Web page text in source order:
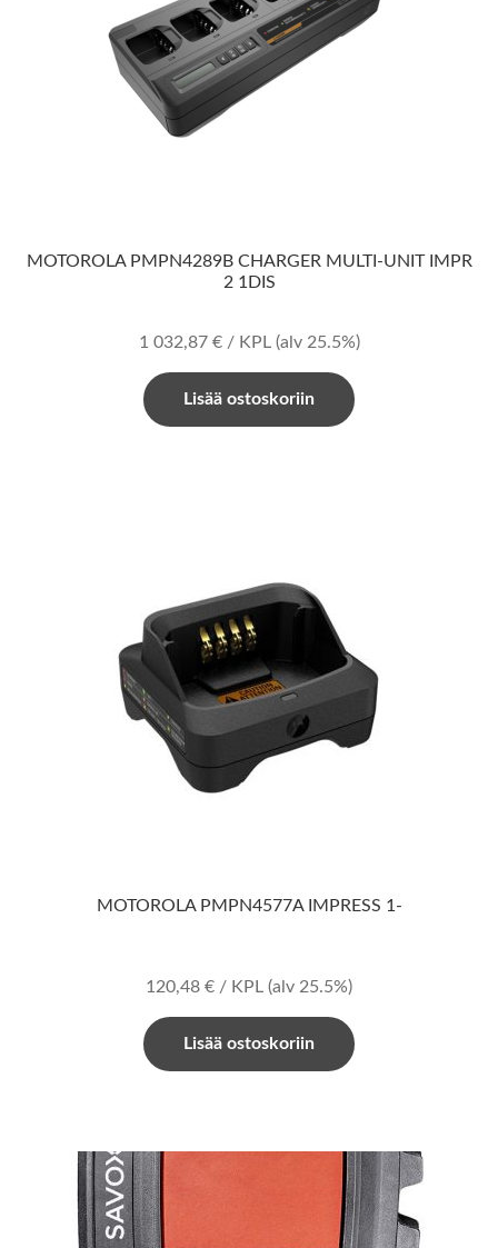
MOTOROLA PMPN4289B CHARGER MULTI-UNIT IMPR
2 1DIS
1 032,87 €/ KPL (alv 25.5%)
Lisää ostoskoriin
MOTOROLA PMPN4577A IMPRESS 1-
120,48 € / KPL (alv 25.5%)
Lisää ostoskoriin